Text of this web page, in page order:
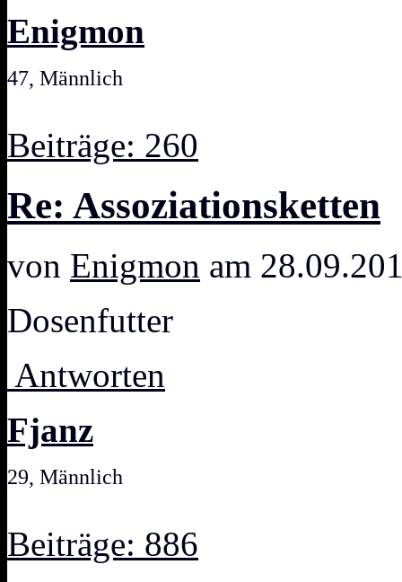
Enigmon
47, Männlich
Beiträge: 260
Re: Assoziationsketten
von Enigmon am
Dosenfutter
Antworten
Fjanz
29, Männlich
Beiträge: 886